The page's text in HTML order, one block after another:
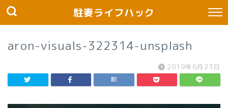
駐妻ライフハック
aron-visuals-322314-unsplash
2019年6月23日